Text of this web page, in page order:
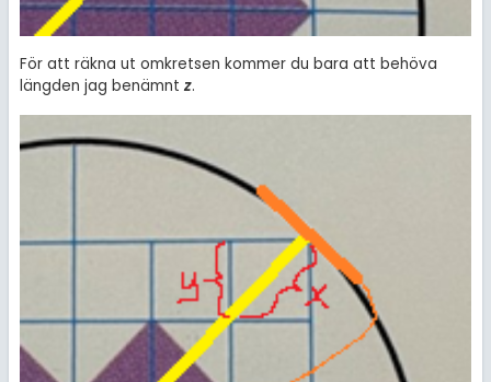
För att räkna ut omkretsen kommer du bara att behöva
längden jag benämnt z.